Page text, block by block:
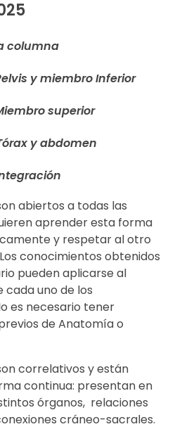
columna
y miembro Inferior
superior
y abdomen
abiertos a todas las
aprender esta forma
y respetar al otro
conocimientos obtenidos
pueden aplicarse al
cada uno de los
es necesario tener
de Anatomía o
correlativos y están
continua: presentan en
órganos, relaciones
cráneo-sacrales.